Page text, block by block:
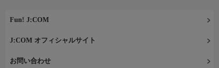
Fun! J:COM
J:COM オフィシャルサイト
お問い合わせ